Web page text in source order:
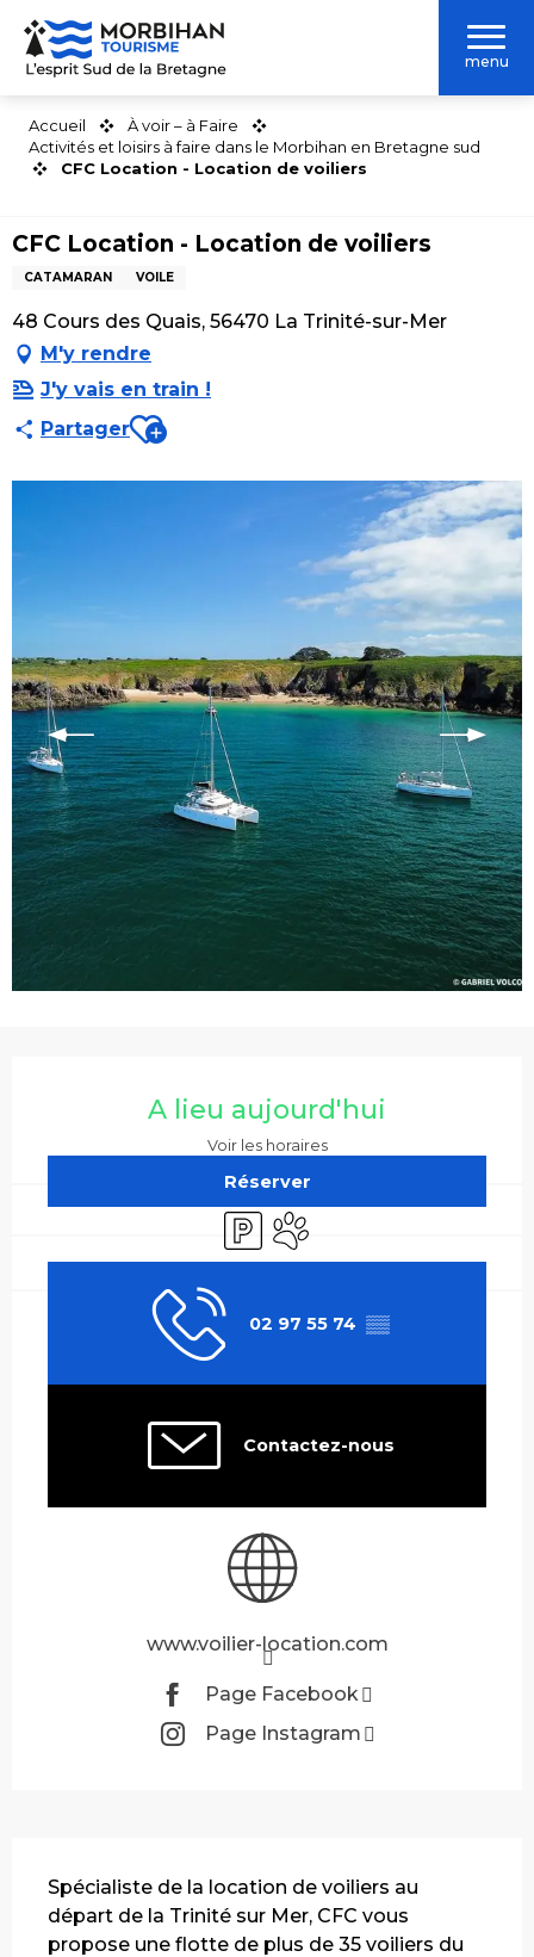
Aller
contenu
menu
Accueil
À voir – à Faire
Activités et loisirs à faire dans le Morbihan en Bretagne sud
CFC Location - Location de voiliers
CFC Location - Location de voiliers
CATAMARAN VOILE
48 Cours des Quais, 56470 La Trinité-sur-Mer
M'y rendre
J'y vais en train !
PartagerAjouter aux favoris
A lieu aujourd'hui
Voir les horaires
Réserver
ParkingAnimaux acceptés
02 97 55 74 ▒▒
Contactez-nous
www.voilier-location.com
Page Facebook
Page Instagram
Spécialiste de la location de voiliers au
départ de la Trinité sur Mer, CFC vous
propose une flotte de plus de 35 voiliers du